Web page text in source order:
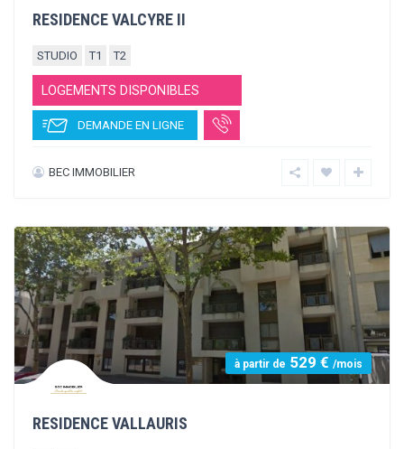
STUDIO T2
DEMANDE EN LIGNE
BEC IMMOBILIER
à partir de 445 €/mois
LA TERRASSE DE JUVENA
STUDIO T1 T2 T3